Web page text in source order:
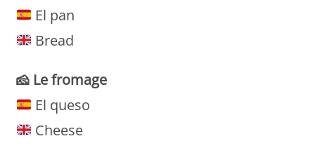
El pan
Bread
🧀 Le fromage
El queso
Cheese